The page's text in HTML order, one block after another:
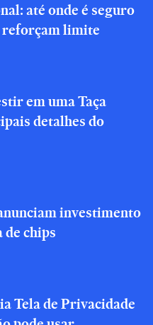
até onde é seguro
reforçam limite
em uma Taça
detalhes do
investimento
de chips
Tela de Privacidade